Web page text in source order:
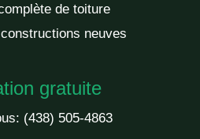
de toiture
neuves
gratuite
(438) 505-4863